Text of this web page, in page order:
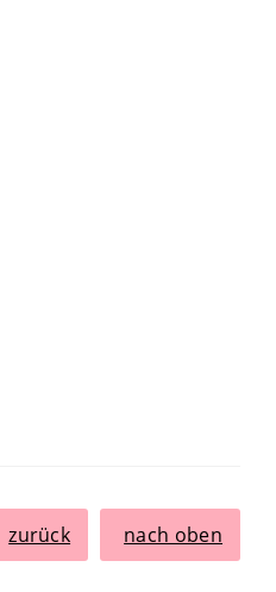
zurück nach oben